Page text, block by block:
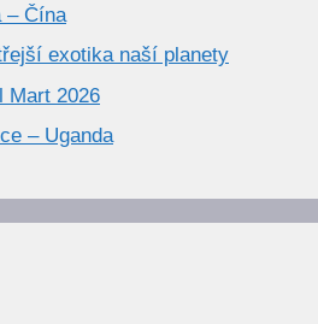
– Čína
exotika naší planety
Mart 2026
– Uganda